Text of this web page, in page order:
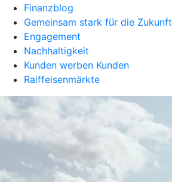
Finanzblog
Gemeinsam stark für die Zukunft
Engagement
Nachhaltigkeit
Kunden werben Kunden
Raiffeisenmärkte